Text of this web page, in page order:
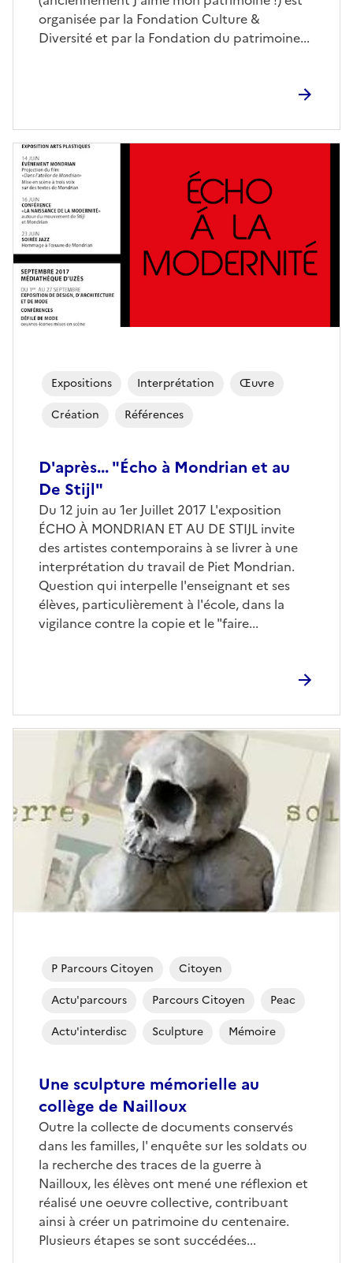
organisée par la Fondation Culture &
Diversité et par la Fondation du patrimoine...
D'après... "Écho à Mondrian et au
De Stijl"
Du 12 juin au 1er Juillet 2017 L'exposition
ÉCHO À MONDRIAN ET AU DE STIJL invite
des artistes contemporains à se livrer à une
interprétation du travail de Piet Mondrian.
Question qui interpelle l'enseignant et ses
élèves, particulièrement à l'école, dans la
vigilance contre la copie et le "faire...
Expositions Interprétation
Œuvre
Création
Références
Une sculpture mémorielle au
collège de Nailloux
Outre la collecte de documents conservés
dans les familles, l' enquête sur les soldats ou
la recherche des traces de la guerre à
Nailloux, les élèves ont mené une réflexion et
réalisé une oeuvre collective, contribuant
ainsi à créer un patrimoine du centenaire.
Plusieurs étapes se sont succédées...
P Parcours Citoyen
Citoyen
Actu'parcours
Parcours Citoyen
Peac
Actu'interdisc
Sculpture Mémoire